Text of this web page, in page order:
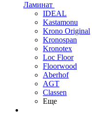
Ламинат
IDEAL
Kastamonu
Krono Original
Kronospan
Kronotex
Loc Floor
Floorwood
Aberhof
AGT
Classen
Еще